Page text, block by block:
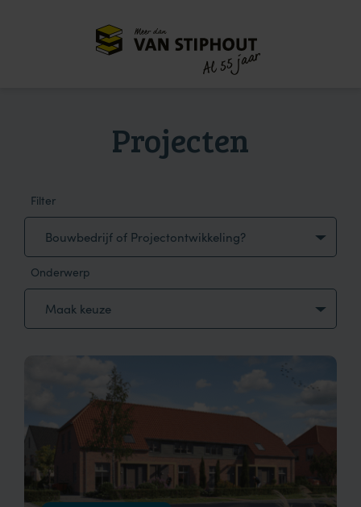
Meer dan
Al 55 jaar
Projecten
Filter
Onderwerp
Bouwbedrijf of Projectontwikkeling?
Maak keuze